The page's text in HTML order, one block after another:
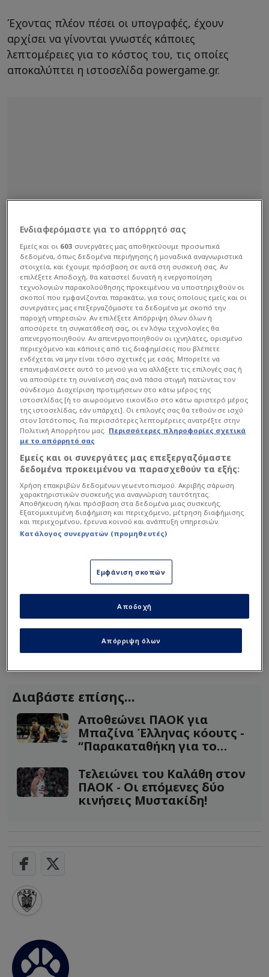
Έχοντας πλέον πέσει οι υπογραφές, έχουν
αρχίσει να γίνονται γνωστές κάποιες
λεπτομέρειες για το κόστος του, τις οποίες
αποκαλύπτει η ιστοσελίδα powergame.gr.
Στο συγκεκριμένο δημοσίευμα αναφέρεται ότι το
κόστος για την αγορά της έκτασης κυμάνθηκε
από ένα ως δύο εκατομμύρια ευρώ. Την ίδια
στιγμή αυτό για την ανέγερση όλων των
εκατομμύρια ευρώ.
Μάλιστα επισημαίνεται ότι από την πλευρά του
κ. Μυστακίδη έχει δοθεί ξεκάθαρη εντολή να
γίνουν οι εργασίες με τάχιστο ρυθμό και τα
πάντα να είναι έτοιμα μέχρι την προθεσμία που
έχει ανακοινωθεί από την ΚΑΕ
Διαβάστε επίσης...
Aποθεώνει ΠΑΟΚ για
Μπαζίνα Έλληνας κόουτς -
“Παρακαταθήκη για το
Τελειώνει του Καλάθη στον
ΠΑΟΚ - Οι επόμενες δύο
κινήσεις Μυστακίδη!
Ενδιαφερόμαστε για το απόρρητό σας
Εμείς και οι 603 συνεργάτες μας αποθηκεύουμε προσωπικά
δεδομένα, όπως δεδομένα περιήγησης ή μοναδικά αναγνωριστικά
στοιχεία, και έχουμε πρόσβαση σε αυτά στη συσκευή σας. Αν
επιλέξετε Αποδοχή, θα καταστεί δυνατή η ενεργοποίηση
τεχνολογιών παρακολούθησης προκειμένου να υποστηριχθούν οι
σκοποί που εμφανίζονται παρακάτω, για τους οποίους εμείς και οι
συνεργάτες μας επεξεργαζόμαστε τα δεδομένα με σκοπό την
παροχή υπηρεσιών. Αν επιλέξετε Απόρριψη όλων όλων ή
αποσύρετε τη συγκατάθεσή σας, οι εν λόγω τεχνολογίες θα
απενεργοποιηθούν. Αν απενεργοποιηθούν οι ιχνηλάτες, ορισμένο
περιεχόμενο και κάποιες από τις διαφημίσεις που βλέπετε
ενδέχεται να μην είναι τόσο σχετικές με εσάς. Μπορείτε να
επανεμφανίσετε αυτό το μενού για να αλλάξετε τις επιλογές σας ή
να αποσύρετε τη συναίνεσή σας ανά πάσα στιγμή πατώντας τον
σύνδεσμο Διαχείριση προτιμήσεων στο κάτω μέρος της
ιστοσελίδας [ή το αιωρούμενο εικονίδιο στο κάτω αριστερό μέρος
της ιστοσελίδας, εάν υπάρχει]. Οι επιλογές σας θα τεθούν σε ισχύ
στον Ιστότοπος. Για περισσότερες λεπτομέρειες ανατρέξτε στην
Πολιτική Απορρήτου μας. Περισσότερες πληροφορίες σχετικά
με το απόρρητό σας
Εμείς και οι συνεργάτες μας επεξεργαζόμαστε
δεδομένα προκειμένου να παρασχεθούν τα εξής:
Χρήση επακριβών δεδομένων γεωεντοπισμού. Ακριβής σάρωση
χαρακτηριστικών συσκευής για αναγνώριση ταυτότητας.
Αποθήκευση ή/και πρόσβαση στα δεδομένα μιας συσκευής.
Εξατομικευμένη διαφήμιση και περιεχόμενο, μέτρηση διαφήμισης
και περιεχομένου, έρευνα κοινού και ανάπτυξη υπηρεσιών.
Κατάλογος συνεργατών (προμηθευτές)
Εμφάνιση σκοπών
Απόρριψη όλων
Αποδοχή